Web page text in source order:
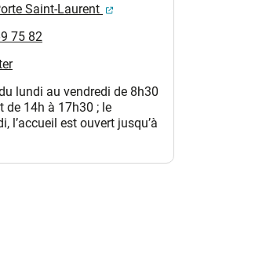
Saint-Laurent
(ouverture dans un nouvel
75 82
lundi au vendredi de 8h30
de 14h à 17h30 ; le
l’accueil est ouvert jusqu’à